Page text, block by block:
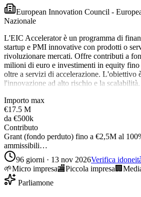
European Innovation Council -
Nazionale
L'EIC Accelerator è un programma di
startup e PMI innovative con prodotti o
rivoluzionare mercati. Offre contributi a
milioni di euro e investimenti in equity
oltre a servizi di accelerazione. L'obiettivo
l'innovazione ad alto rischio e la scalabilità.
Importo max
€17.5 M
da €500k
Contributo
Grant (fondo perduto) fino a €2,5M al
ammissibili…
96 giorni · 13 nov 2026Verifica
🌱Micro impresa🏬Piccola impresa🏢
Parliamone